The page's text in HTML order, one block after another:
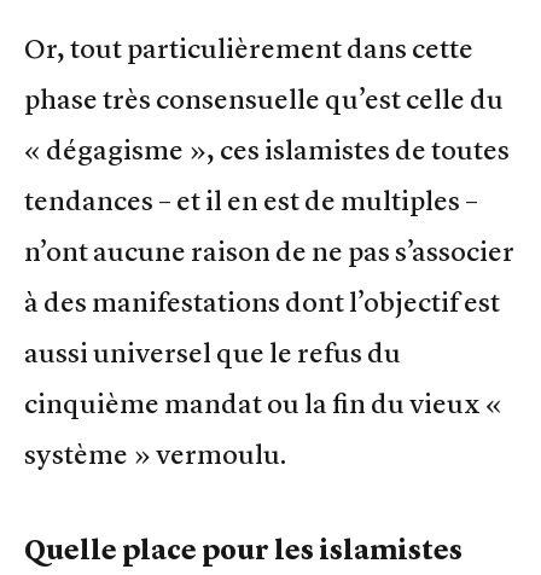
Or, tout particulièrement dans cette
phase très consensuelle qu’est celle du
« dégagisme », ces islamistes de toutes
tendances – et il en est de multiples –
n’ont aucune raison de ne pas s’associer
à des manifestations dont l’objectif est
aussi universel que le refus du
cinquième mandat ou la fin du vieux «
système » vermoulu.
Quelle place pour les islamistes